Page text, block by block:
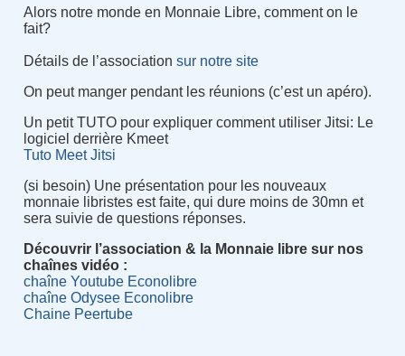
Alors notre monde en Monnaie Libre, comment on le
fait?
Détails de l’association sur notre site
On peut manger pendant les réunions (c’est un apéro).
Un petit TUTO pour expliquer comment utiliser Jitsi: Le
logiciel derrière Kmeet
Tuto Meet Jitsi
(si besoin) Une présentation pour les nouveaux
monnaie libristes est faite, qui dure moins de 30mn et
sera suivie de questions réponses.
Découvrir l’association & la Monnaie libre sur nos
chaînes vidéo :
chaîne Youtube Econolibre
chaîne Odysee Econolibre
Chaine Peertube